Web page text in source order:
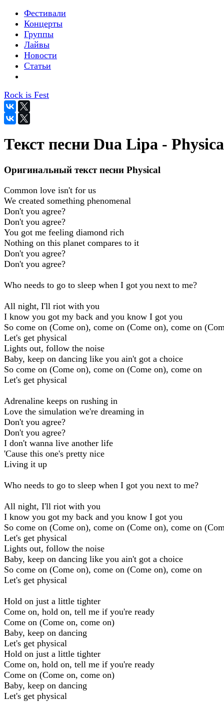
Фестивали
Концерты
Группы
Лайвы
Новости
Статьи
Rock is Fest
Текст песни Dua Lipa -
Оригинальный текст песни Physical
Common love isn't for us
We created something phenomenal
Don't you agree?
Don't you agree?
You got me feeling diamond rich
Nothing on this planet compares to it
Don't you agree?
Don't you agree?
Who needs to go to sleep when I got you next to me?
All night, I'll riot with you
I know you got my back and you know I got you
So come on (Come on), come on (Come on), come on
Let's get physical
Lights out, follow the noise
Baby, keep on dancing like you ain't got a choice
So come on (Come on), come on (Come on), come on
Let's get physical
Adrenaline keeps on rushing in
Love the simulation we're dreaming in
Don't you agree?
Don't you agree?
I don't wanna live another life
'Cause this one's pretty nice
Living it up
Who needs to go to sleep when I got you next to me?
All night, I'll riot with you
I know you got my back and you know I got you
So come on (Come on), come on (Come on), come on
Let's get physical
Lights out, follow the noise
Baby, keep on dancing like you ain't got a choice
So come on (Come on), come on (Come on), come on
Let's get physical
Hold on just a little tighter
Come on, hold on, tell me if you're ready
Come on (Come on, come on)
Baby, keep on dancing
Let's get physical
Hold on just a little tighter
Come on, hold on, tell me if you're ready
Come on (Come on, come on)
Baby, keep on dancing
Let's get physical